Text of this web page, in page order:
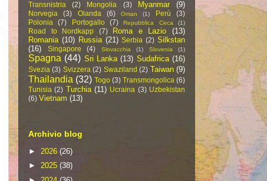
Transnistria
(2) Mongolia (3) Myanmar (9)
Norvegia (3) Olanda (6) Oman (1) Perù
(3)
Polonia
(7) Portogallo (7) Repubblica Ceca (1)
Road to Nordkapp (7) Roma e Lazio
(13)
Romania (10) Russia (21) Serbia (2) Silkstan
(16)
Singapore (4) Slovacchia (1) Slovenia (1)
Spagna (44) Sri Lanka (13) Sudafrica (16)
Svezia (3) Svizzera (2) Swaziland (2) Taiwan (9)
Thailandia (32) Togo (3) Transmongolica (6)
Tunisia (2) Turchia (11) Ucraina (3) Uzbekistan
(6) Vietnam (13)
Archivio blog
► 2026 (26)
► 2025 (38)